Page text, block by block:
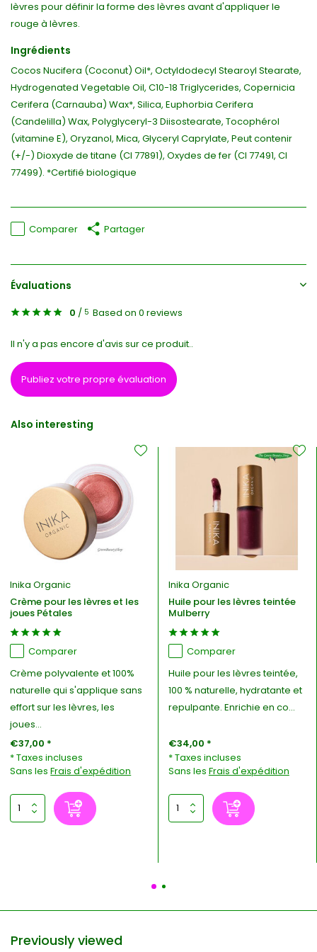
lèvres pour définir la forme des lèvres avant d'appliquer le
rouge à lèvres.
Ingrédients
Cocos Nucifera (Coconut) Oil*, Octyldodecyl Stearoyl Stearate,
Hydrogenated Vegetable Oil, C10-18 Triglycerides, Copernicia
Cerifera (Carnauba) Wax*, Silica, Euphorbia Cerifera
(Candelilla) Wax, Polyglyceryl-3 Diisostearate, Tocophérol
(vitamine E), Oryzanol, Mica, Glyceryl Caprylate, Peut contenir
(+/-) Dioxyde de titane (CI 77891), Oxydes de fer (CI 77491, CI
77499). *Certifié biologique
Comparer Partager
Évaluations
0 / 5 Based on 0 reviews
Il n'y a pas encore d'avis sur ce produit..
Publiez votre propre évaluation
Also interesting
Inika Organic
Crème pour les lèvres et les
joues Pétales
Comparer
Crème polyvalente et 100%
naturelle qui s'applique sans
effort sur les lèvres, les
joues...
€37,00 *
* Taxes incluses
Sans lesFrais d'expédition
Inika Organic
Huile pour les lèvres teintée
Mulberry
Comparer
Huile pour les lèvres teintée,
100 % naturelle, hydratante et
repulpante. Enrichie en co...
€34,00 *
* Taxes incluses
Sans les Frais d'expédition
Previously viewed